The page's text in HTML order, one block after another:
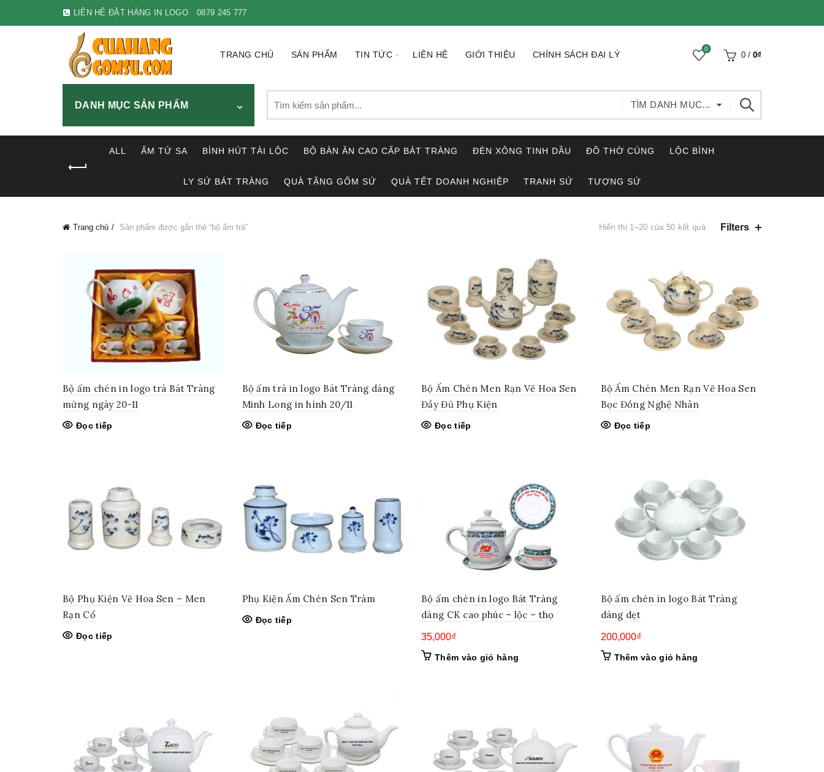
LIÊN HỆ ĐẶT HÀNG IN LOGO 0879 245 777
TRANG CHỦ SẢN PHẨM TIN TỨC LIÊN HỆ GIỚI THIỆU CHÍNH SÁCH ĐẠI LÝ
0
0 / 0₫
DANH MỤC SẢN PHẨM
for:
TÌM DANH MỤC...
ALL ẤM TỬ SA BÌNH HÚT TÀI LỘC BỘ BÀN ĂN CAO CẤP BÁT TRÀNG ĐÈN XÔNG TINH DẦU ĐỒ THỜ CÚNG LỘC BÌNH
LY SỨ BÁT TRÀNG QUÀ TẶNG GỐM SỨ QUÀ TẾT DOANH NGHIỆP TRANH SỨ TƯỢNG SỨ
Trang chủ Sản phẩm được gắn thẻ “bộ ấm trà” Hiển thị 1–20 của 50 kết quảĐã
thấp
đến
cao
Filters
Bộ ấm chén in logo trà Bát Tràng
mừng ngày 20-11
Đọc tiếp
Bộ ấm trà in logo Bát Tràng dáng
Minh Long in hình 20/11
Đọc tiếp
Bộ Ấm Chén Men Rạn Vẽ Hoa Sen
Đầy Đủ Phụ Kiện
Đọc tiếp
Bộ Ấm Chén Men Rạn Vẽ Hoa Sen
Bọc Đồng Nghệ Nhân
Đọc tiếp
Bộ Phụ Kiện Vẽ Hoa Sen – Men
Rạn Cổ
Đọc tiếp
Phụ Kiện Ấm Chén Sen Tràm
Đọc tiếp
Bộ ấm chén in logo Bát Tràng
dáng CK cao phúc – lộc – thọ
35,000₫
Thêm vào giỏ hàng
Bộ ấm chén in logo Bát Tràng
dáng dẹt
200,000₫
Thêm vào giỏ hàng